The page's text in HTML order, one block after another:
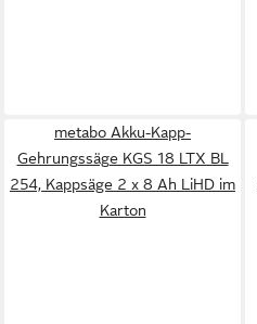
metabo Akku-Kapp-
Gehrungssäge KGS 18 LTX BL
254, Kappsäge 2 x 8 Ah LiHD im
Karton